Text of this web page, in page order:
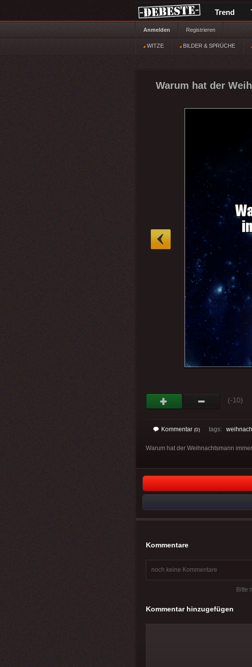
Trend
Anmelden Registrieren
WITZE BILDER & SPRÜCHE
Warum hat der
(-10)
Kommentar (0) tags:
Warum hat der Weihnachtsmann
Kommentare
noch keine Kommentare
Bitte
Kommentar hinzugefügen